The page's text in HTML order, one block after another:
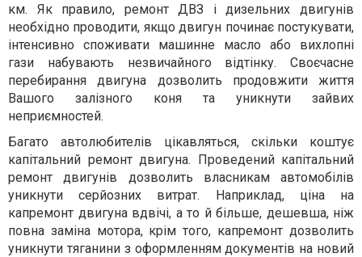
км. Як правило, ремонт ДВЗ і дизельних двигунів
необхідно проводити, якщо двигун починає постукувати,
інтенсивно споживати машинне масло або вихлопні
гази набувають незвичайного відтінку. Своєчасне
перебирання двигуна дозволить продовжити життя
Вашого залізного коня та уникнути зайвих
неприємностей.
Багато автолюбителів цікавляться, скільки коштує
капітальний ремонт двигуна. Проведений капітальний
ремонт двигунів дозволить власникам автомобілів
уникнути серйозних витрат. Наприклад, ціна на
капремонт двигуна вдвічі, а то й більше, дешевша, ніж
повна заміна мотора, крім того, капремонт дозволить
уникнути тяганини з оформленням документів на новий